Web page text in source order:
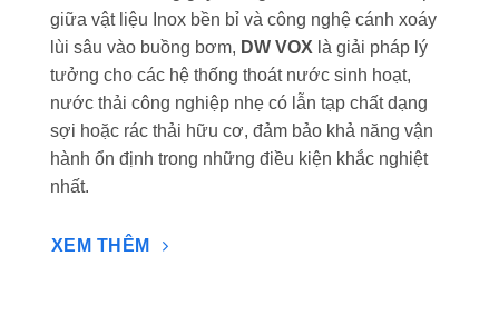
giữa vật liệu Inox bền bỉ và công nghệ cánh xoáy
lùi sâu vào buồng bơm, DW VOX là giải pháp lý
tưởng cho các hệ thống thoát nước sinh hoạt,
nước thải công nghiệp nhẹ có lẫn tạp chất dạng
sợi hoặc rác thải hữu cơ, đảm bảo khả năng vận
hành ổn định trong những điều kiện khắc nghiệt
nhất.
XEM THÊM